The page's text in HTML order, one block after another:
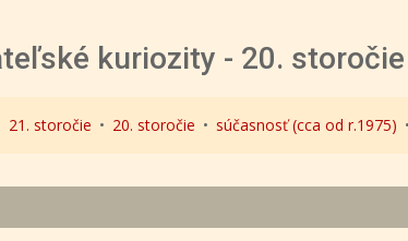
kuriozity - 20. storočie
21. storočie • 20. storočie • súčasnosť (cca od r.1975) •